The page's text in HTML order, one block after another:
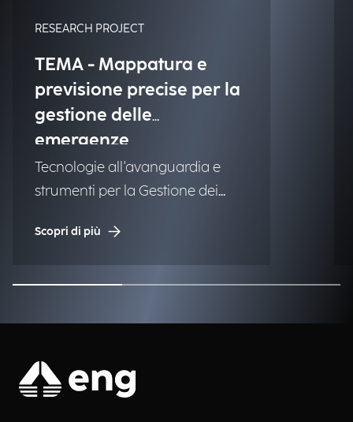
RESEARCH PROJECT
TEMA - Mappatura e
previsione precise per la
gestione delle
emergenze
Tecnologie all'avanguardia e
strumenti per la Gestione dei
Scopri di più